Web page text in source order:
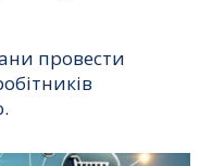
провести